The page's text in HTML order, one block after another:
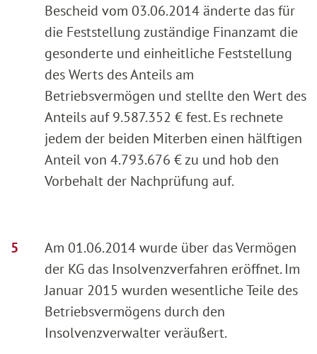
Bescheid vom 03.06.2014 änderte das für
die Feststellung zuständige Finanzamt die
gesonderte und einheitliche Feststellung
des Werts des Anteils am
Betriebsvermögen und stellte den Wert des
Anteils auf 9.587.352 € fest. Es rechnete
jedem der beiden Miterben einen hälftigen
Anteil von 4.793.676 € zu und hob den
Vorbehalt der Nachprüfung auf.
Am 01.06.2014 wurde über das Vermögen
der KG das Insolvenzverfahren eröffnet. Im
Januar 2015 wurden wesentliche Teile des
Betriebsvermögens durch den
Insolvenzverwalter veräußert.